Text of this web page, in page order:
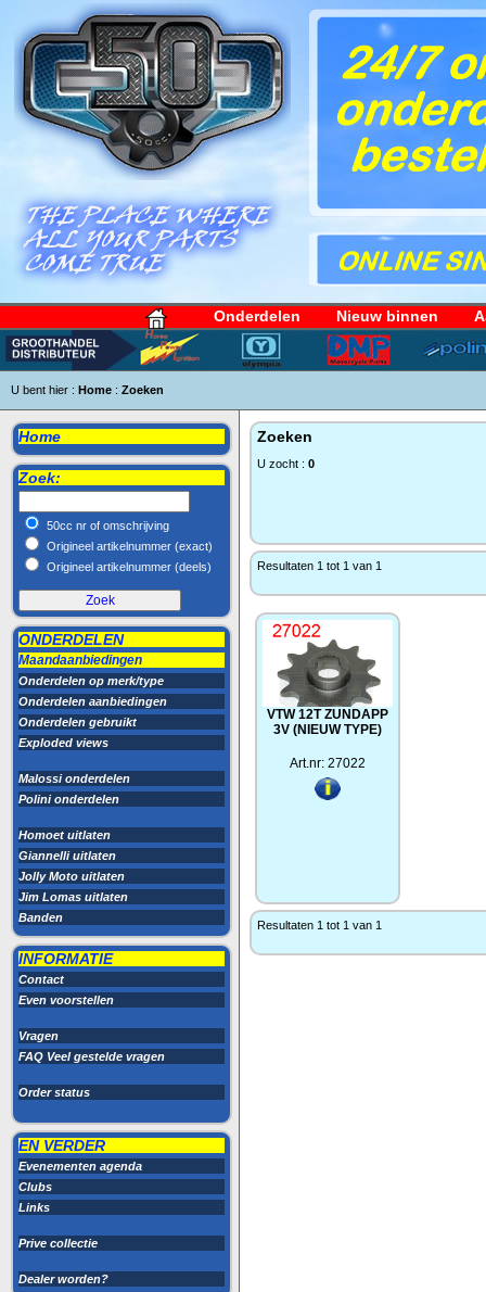
Onderdelen Nieuw binnen
U bent hier : Home : Zoeken
Home
Zoek:
50cc nr of omschrijving
Origineel artikelnummer (exact)
Origineel artikelnummer (deels)
ONDERDELEN
Maandaanbiedingen
Onderdelen op merk/type
Onderdelen aanbiedingen
Onderdelen gebruikt
Exploded views
Malossi onderdelen
Polini onderdelen
Homoet uitlaten
Giannelli uitlaten
Jolly Moto uitlaten
Jim Lomas uitlaten
Banden
INFORMATIE
Contact
Even voorstellen
Vragen
FAQ Veel gestelde vragen
Order status
EN VERDER
Evenementen agenda
Clubs
Links
Prive collectie
Dealer worden?
Zoeken
U zocht : 0
Resultaten 1 tot 1 van 1
VTW 12T ZUNDAPP
3V (NIEUW TYPE)
Art.nr: 27022
Resultaten 1 tot 1 van 1